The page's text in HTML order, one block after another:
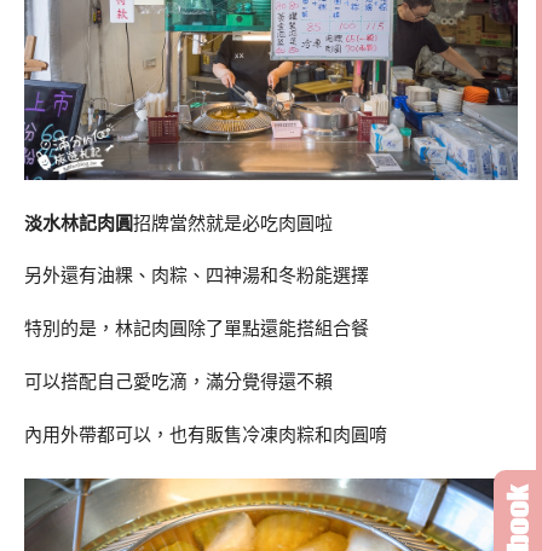
淡水林記肉圓招牌當然就是必吃肉圓啦
另外還有油粿、肉粽、四神湯和冬粉能選擇
特別的是，林記肉圓除了單點還能搭組合餐
可以搭配自己愛吃滴，滿分覺得還不賴
內用外帶都可以，也有販售冷凍肉粽和肉圓唷